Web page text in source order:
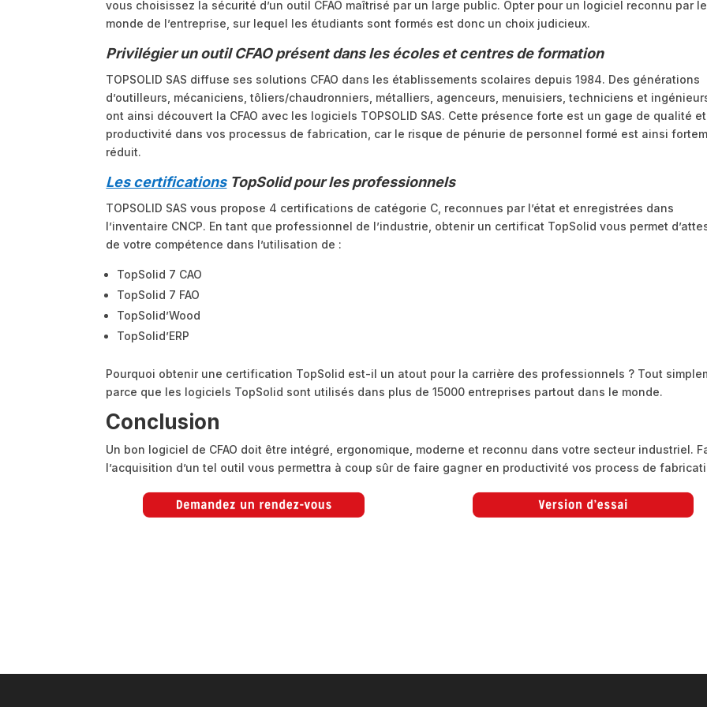
vous choisissez la sécurité d’un outil CFAO maîtrisé par un large public. Opter pour un logiciel reconnu par le
monde de l’entreprise, sur lequel les étudiants sont formés est donc un choix judicieux.
Privilégier un outil CFAO présent dans les écoles et centres de formation
TOPSOLID SAS diffuse ses solutions CFAO dans les établissements scolaires depuis 1984. Des générations
d’outilleurs, mécaniciens, tôliers/chaudronniers, métalliers, agenceurs, menuisiers, techniciens et
ont ainsi découvert la CFAO avec les logiciels TOPSOLID SAS. Cette présence forte est un gage de qualité
productivité dans vos processus de fabrication, car le risque de pénurie de personnel formé est ainsi
réduit.
Les certificationsTopSolid pour les professionnels
TOPSOLID SAS vous propose 4 certifications de catégorie C, reconnues par l’état et enregistrées dans
l’inventaire CNCP. En tant que professionnel de l’industrie, obtenir un certificat TopSolid vous permet
de votre compétence dans l’utilisation de :
TopSolid 7 CAO
TopSolid 7 FAO
TopSolid’Wood
TopSolid’ERP
Pourquoi obtenir une certification TopSolid est-il un atout pour la carrière des professionnels ? Tout
parce que les logiciels TopSolid sont utilisés dans plus de 15000 entreprises partout dans le monde.
Conclusion
Un bon logiciel de CFAO doit être intégré, ergonomique, moderne et reconnu dans votre secteur industriel.
l’acquisition d’un tel outil vous permettra à coup sûr de faire gagner en productivité vos process de